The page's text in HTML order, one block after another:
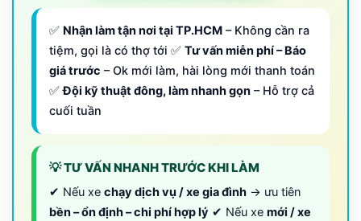
✅ Nhận làm tận nơi tại TP.HCM – Không cần ra
tiệm, gọi là có thợ tới ✅ Tư vấn miễn phí – Báo
giá trước – Ok mới làm, hài lòng mới thanh toán
✅Đội kỹ thuật đông, làm nhanh gọn – Hỗ trợ cả
cuối tuần
💡 TƯ VẤN NHANH TRƯỚC KHI LÀM
✔ Nếu xe chạy dịch vụ / xe gia đình → ưu tiên
bền – ổn định – chi phí hợp lý ✔ Nếu xe mới / xe